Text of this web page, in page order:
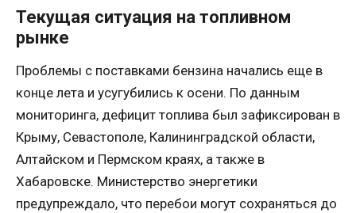
Текущая ситуация на топливном
рынке
Проблемы с поставками бензина начались еще в
конце лета и усугубились к осени. По данным
мониторинга, дефицит топлива был зафиксирован в
Крыму, Севастополе, Калининградской области,
Алтайском и Пермском краях, а также в
Хабаровске. Министерство энергетики
предупреждало, что перебои могут сохраняться до